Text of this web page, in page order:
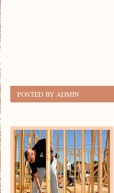
POSTED BY ADMIN